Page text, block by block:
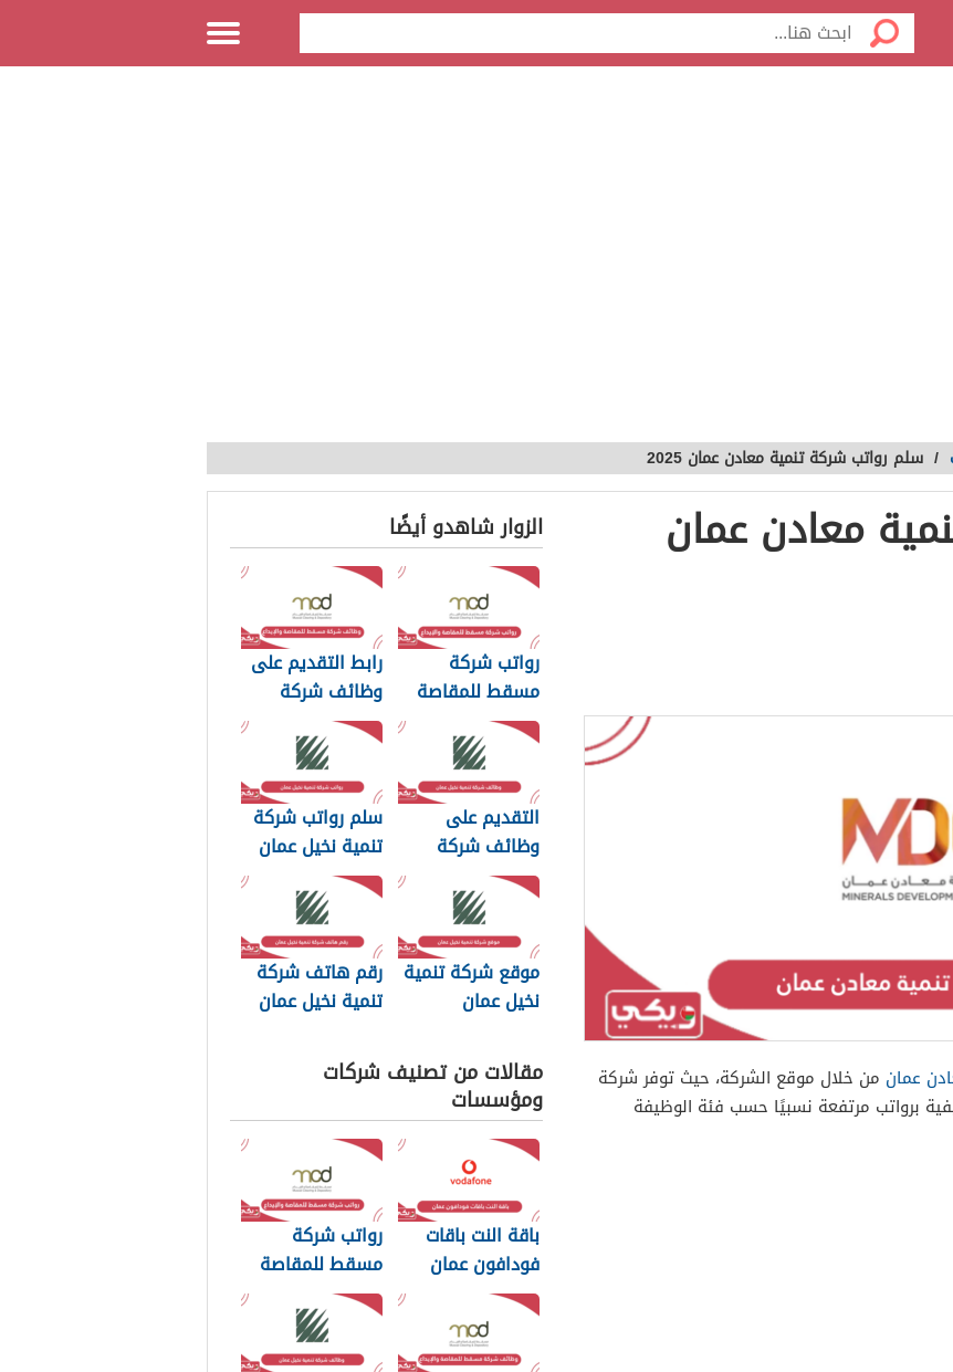
/ سلم رواتب شركة تنمية معادن عمان 2025
معادن عمان
عمان من خلال موقع الشركة، حيث توفر شركة
برواتب مرتفعة نسبيًا حسب فئة الوظيفة
الزوار شاهدو أيضًا
رواتب شركة
مسقط للمقاصة
والإيداع 2026
رابط التقديم على
وظائف شركة
مسقط للمقاصة
والإيداع 2026
التقديم على
وظائف شركة
تنمية نخيل عمان
2026
سلم رواتب شركة
تنمية نخيل عمان
2026
موقع شركة تنمية
نخيل عمان
رقم هاتف شركة
تنمية نخيل عمان
مقالات من تصنيف شركات
ومؤسسات
باقة النت باقات
فودافون عمان
2026
رواتب شركة
مسقط للمقاصة
والإيداع 2026